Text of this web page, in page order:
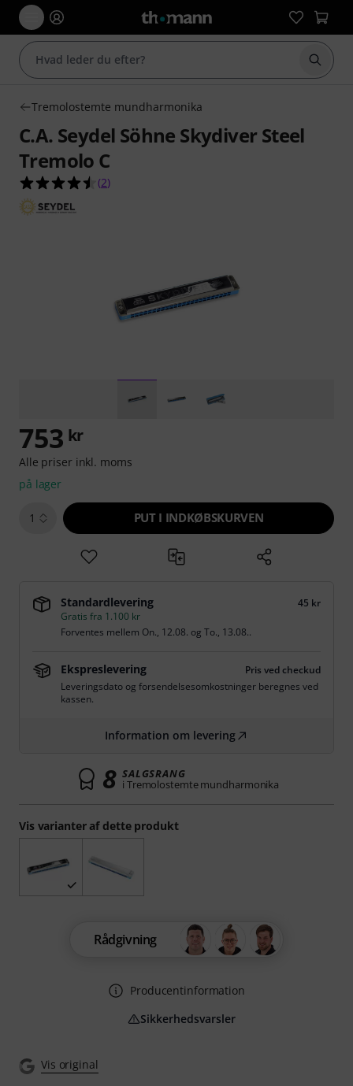
Start
Tremolostemte mundharmonika
C.A. Seydel Söhne Skydiver Steel
Tremolo C
4.5 ud af 5 stjerner fra 2 kundebedømmelser
(2)
Vis original
Vis varianter af dette produkt
753 kr
Alle priser inkl. moms
på lager
1 PUT I INDKØBSKURVEN
Standardlevering
45 kr
Gratis fra 1.100 kr
Forventes mellem On., 12.08. og To., 13.08..
Ekspreslevering
Pris ved checkud
Leveringsdato og forsendelsesomkostninger beregnes ved
kassen.
Information om levering
8 SALGSRANG
i Tremolostemte mundharmonika
Rådgivning
Producentinformation
Sikkerhedsvarsler